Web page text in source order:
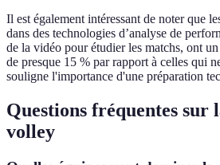
Il est également intéressant de noter que
dans des technologies d’analyse de
de la vidéo pour étudier les matchs, ont
de presque 15 % par rapport à celles qui
souligne l'importance d'une préparation
Questions fréquentes sur
volley